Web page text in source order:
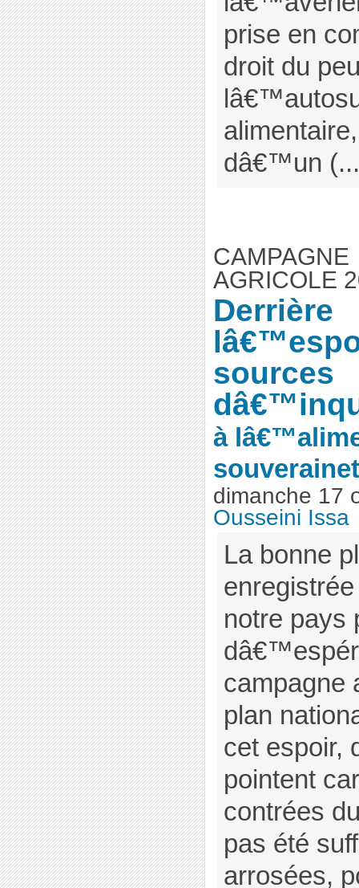
prise en
droit du
dâ€™un
CAMPAGNE
AGRICOLE
Derrière
sources
à
dimanche 17
Ousseini Issa
La bonne
notre pays
campagne
plan
cet espoir,
pointent
contrées
pas été
arrosées,